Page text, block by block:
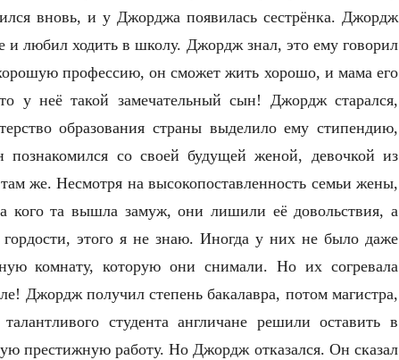
вновь, и у Джорджа появилась сестрёнка. Джордж
и любил ходить в школу. Джордж знал, это ему говорил
профессию, он сможет жить хорошо, и мама его
у неё такой замечательный сын! Джордж старался,
образования страны выделило ему стипендию,
со своей будущей женой, девочкой из
же. Несмотря на высокопоставленность семьи жены,
кого та вышла замуж, они лишили её довольствия, а
этого я не знаю. Иногда у них не было даже
комнату, которую они снимали. Но их согревала
Джордж получил степень бакалавра, потом магистра,
студента англичане решили оставить в
престижную работу. Но Джордж отказался. Он сказал